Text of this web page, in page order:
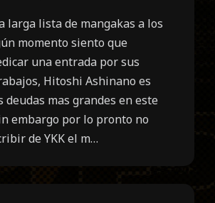
larga lista de mangakas a los
momento siento que
una entrada por sus
Hitoshi Ashinano es
deudas mas grandes en este
embargo por lo pronto no
de YKK el m…